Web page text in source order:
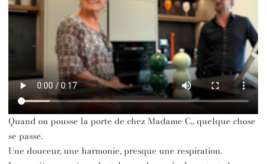
Quand on pousse la porte de chez Madame C., quelque chose
se passe.
Une douceur, une harmonie, presque une respiration.